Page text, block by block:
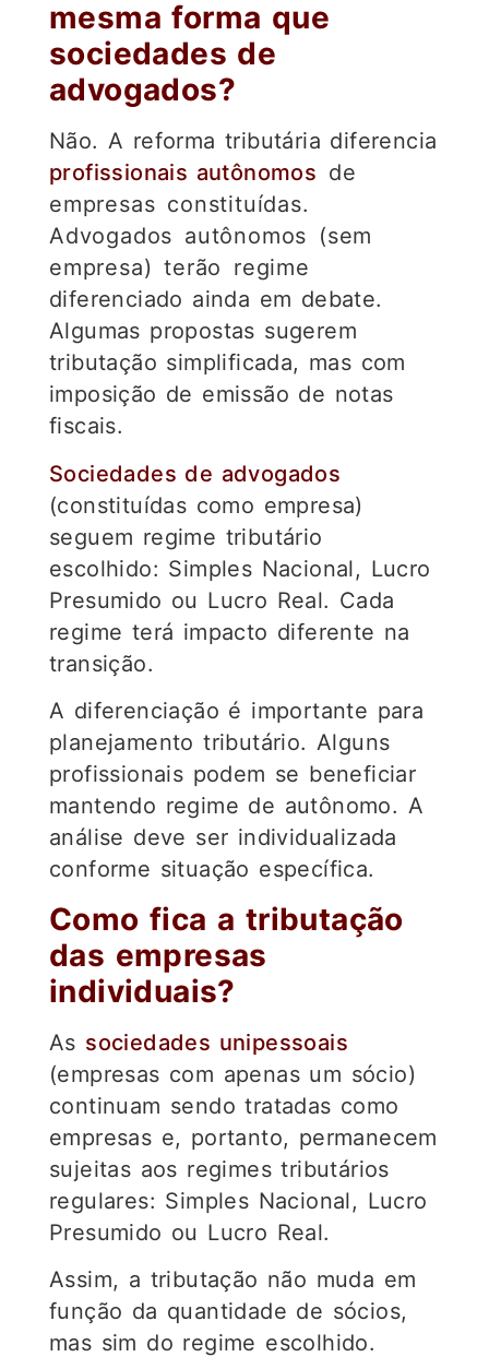
mesma forma que
sociedades de
advogados?
Não. A reforma tributária diferencia
profissionais autônomos de
empresas constituídas.
Advogados autônomos (sem
empresa) terão regime
diferenciado ainda em debate.
Algumas propostas sugerem
tributação simplificada, mas com
imposição de emissão de notas
fiscais.
Sociedades de advogados
(constituídas como empresa)
seguem regime tributário
escolhido: Simples Nacional, Lucro
Presumido ou Lucro Real. Cada
regime terá impacto diferente na
transição.
A diferenciação é importante para
planejamento tributário. Alguns
profissionais podem se beneficiar
mantendo regime de autônomo. A
análise deve ser individualizada
conforme situação específica.
Como fica a tributação
das empresas
individuais?
As sociedades unipessoais
(empresas com apenas um sócio)
continuam sendo tratadas como
empresas e, portanto, permanecem
sujeitas aos regimes tributários
regulares: Simples Nacional, Lucro
Presumido ou Lucro Real.
Assim, a tributação não muda em
função da quantidade de sócios,
mas sim do regime escolhido.